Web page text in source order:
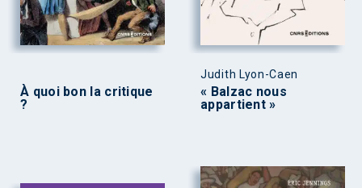
À quoi bon la critique
?
Judith Lyon-Caen
« Balzac nous
appartient »